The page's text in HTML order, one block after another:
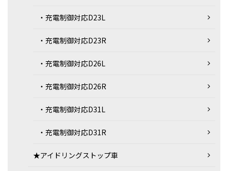
・充電制御対応D23L
・充電制御対応D23R
・充電制御対応D26L
・充電制御対応D26R
・充電制御対応D31L
・充電制御対応D31R
★アイドリングストップ車